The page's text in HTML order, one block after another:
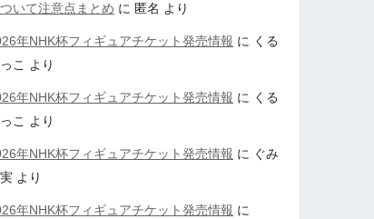
いて注意点まとめ に 匿名 より
年NHK杯フィギュアチケット発売情報 に くる
こ より
年NHK杯フィギュアチケット発売情報 に くる
こ より
年NHK杯フィギュアチケット発売情報 に ぐみ
より
年NHK杯フィギュアチケット発売情報 に